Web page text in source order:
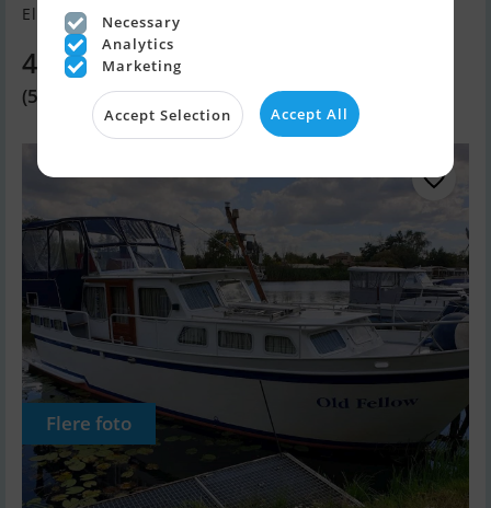
Elbe-Parey, Tyskland
447.830 DKK
(59.990 EUR)
Flere foto
Necessary
Analytics
Marketing
Accept Selection Accept All